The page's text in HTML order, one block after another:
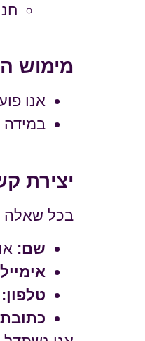
מימוש
אנו
במידה
יצירת
בכל שאלה
שם:
טלפון: